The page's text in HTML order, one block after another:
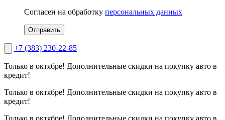
Согласен на обработку персональных данных
Отправить
+7 (383) 230-22-85
Только в октябре! Дополнительные скидки на покупку авто в
кредит!
Только в октябре! Дополнительные скидки на покупку авто в
кредит!